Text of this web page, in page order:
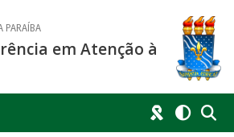
PARAÍBA
em Atenção à